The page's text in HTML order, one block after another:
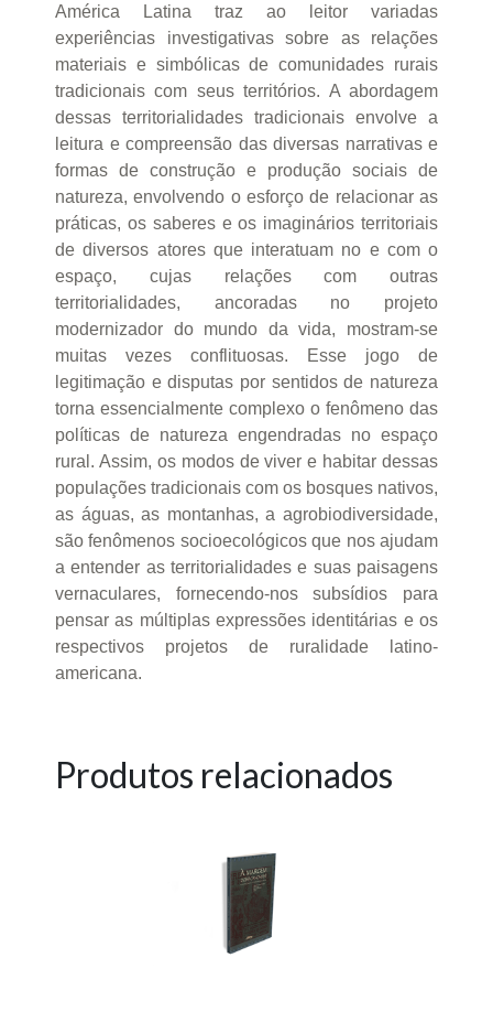
América Latina traz ao leitor variadas
experiências investigativas sobre as relações
materiais e simbólicas de comunidades rurais
tradicionais com seus territórios. A abordagem
dessas territorialidades tradicionais envolve a
leitura e compreensão das diversas narrativas e
formas de construção e produção sociais de
natureza, envolvendo o esforço de relacionar as
práticas, os saberes e os imaginários territoriais
de diversos atores que interatuam no e com o
espaço, cujas relações com outras
territorialidades, ancoradas no projeto
modernizador do mundo da vida, mostram-se
muitas vezes conflituosas. Esse jogo de
legitimação e disputas por sentidos de natureza
torna essencialmente complexo o fenômeno das
políticas de natureza engendradas no espaço
rural. Assim, os modos de viver e habitar dessas
populações tradicionais com os bosques nativos,
as águas, as montanhas, a agrobiodiversidade,
são fenômenos socioecológicos que nos ajudam
a entender as territorialidades e suas paisagens
vernaculares, fornecendo-nos subsídios para
pensar as múltiplas expressões identitárias e os
respectivos projetos de ruralidade latino-
americana.
Produtos relacionados